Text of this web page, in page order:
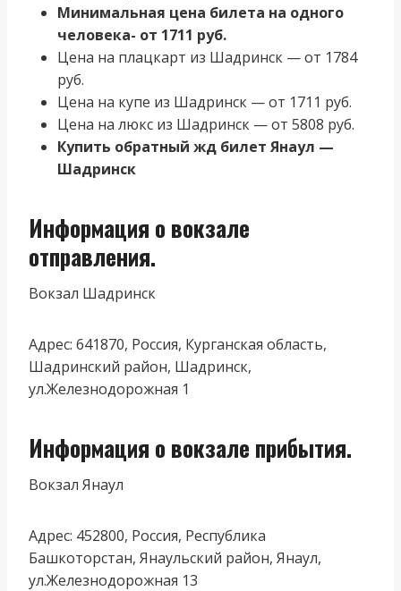
Минимальная цена билета на одного
человека- от 1711 руб.
Цена на плацкарт из Шадринск — от 1784
руб.
Цена на купе из Шадринск — от 1711 руб.
Цена на люкс из Шадринск — от 5808 руб.
Купить обратный жд билет Янаул —
Шадринск
Информация о вокзале
отправления.
Вокзал Шадринск
Адрес: 641870, Россия, Курганская область,
Шадринский район, Шадринск,
ул.Железнодорожная 1
Информация о вокзале прибытия.
Вокзал Янаул
Адрес: 452800, Россия, Республика
Башкоторстан, Янаульский район, Янаул,
ул.Железнодорожная 13